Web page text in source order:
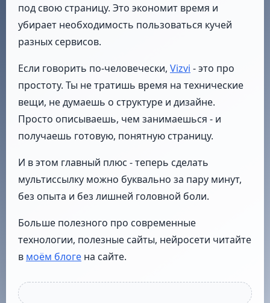
под свою страницу. Это экономит время и
убирает необходимость пользоваться кучей
разных сервисов.
Если говорить по-человечески, Vizvi - это про
простоту. Ты не тратишь время на технические
вещи, не думаешь о структуре и дизайне.
Просто описываешь, чем занимаешься - и
получаешь готовую, понятную страницу.
И в этом главный плюс - теперь сделать
мультиссылку можно буквально за пару минут,
без опыта и без лишней головной боли.
Больше полезного про современные
технологии, полезные сайты, нейросети читайте
в моём блоге на сайте.